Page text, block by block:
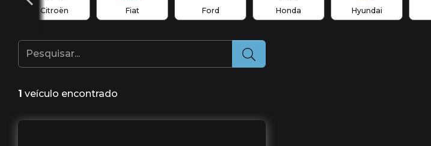
Citroën Fiat Ford Honda Hyundai
1 veículo encontrado